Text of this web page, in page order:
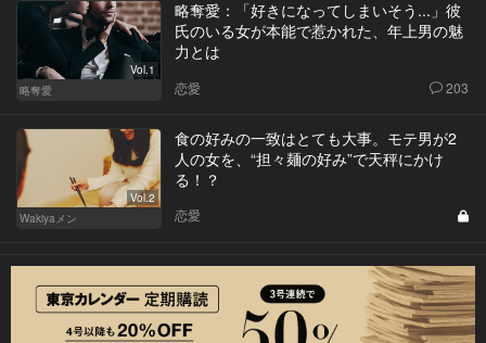
Vol.1
略奪愛
略奪愛：「好きになってしまいそう...」彼
氏のいる女が本能で惹かれた、年上男の魅
力とは
恋愛 203
Vol.2
Wakiyaメン
食の好みの一致はとても大事。モテ男が2
人の女を、“担々麺の好み”で天秤にかけ
る！？
恋愛